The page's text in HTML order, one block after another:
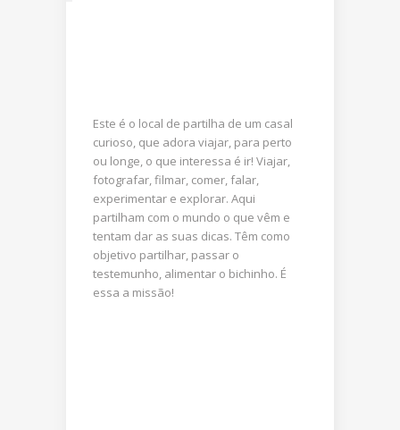
Este é o local de partilha de um casal
curioso, que adora viajar, para perto
ou longe, o que interessa é ir! Viajar,
fotografar, filmar, comer, falar,
experimentar e explorar. Aqui
partilham com o mundo o que vêm e
tentam dar as suas dicas. Têm como
objetivo partilhar, passar o
testemunho, alimentar o bichinho. É
essa a missão!